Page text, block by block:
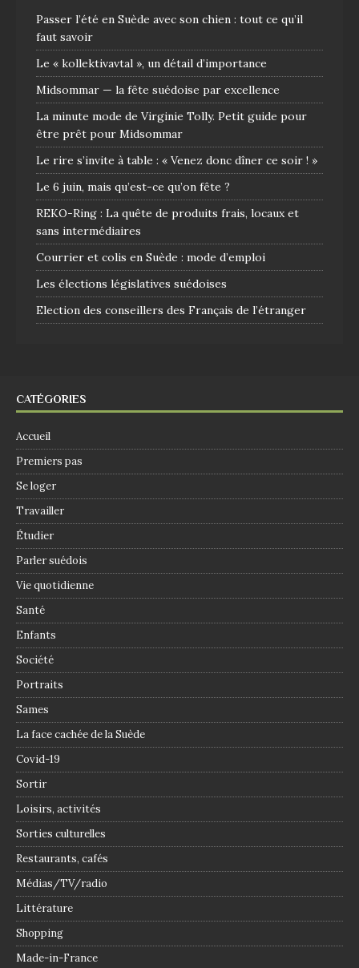
Passer l’été en Suède avec son chien : tout ce qu’il
faut savoir
Le « kollektivavtal », un détail d’importance
Midsommar — la fête suédoise par excellence
La minute mode de Virginie Tolly. Petit guide pour
être prêt pour Midsommar
Le rire s’invite à table : « Venez donc dîner ce soir ! »
Le 6 juin, mais qu’est-ce qu’on fête ?
REKO-Ring : La quête de produits frais, locaux et
sans intermédiaires
Courrier et colis en Suède : mode d’emploi
Les élections législatives suédoises
Election des conseillers des Français de l’étranger
CATÉGORIES
Accueil
Premiers pas
Se loger
Travailler
Étudier
Parler suédois
Vie quotidienne
Santé
Enfants
Société
Portraits
Sames
La face cachée de la Suède
Covid-19
Sortir
Loisirs, activités
Sorties culturelles
Restaurants, cafés
Médias/TV/radio
Littérature
Shopping
Made-in-France